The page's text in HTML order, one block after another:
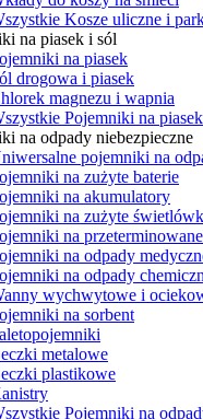
Kosze uliczne i
na piasek i sól
na piasek
drogowa i piasek
magnezu i wapnia
Pojemniki na
na odpady niebezpieczne
pojemniki na
na zużyte baterie
na akumulatory
na zużyte
na
na odpady
na odpady
wychwytowe i
na sorbent
metalowe
plastikowe
Pojemniki na